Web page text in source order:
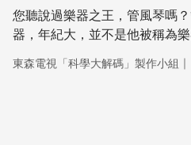
您聽說過樂器之王，管風琴嗎
器，年紀大，並不是他被稱為
階高低，取決於管身高度。管
東森電視「科學大解碼」製作小組 ｜